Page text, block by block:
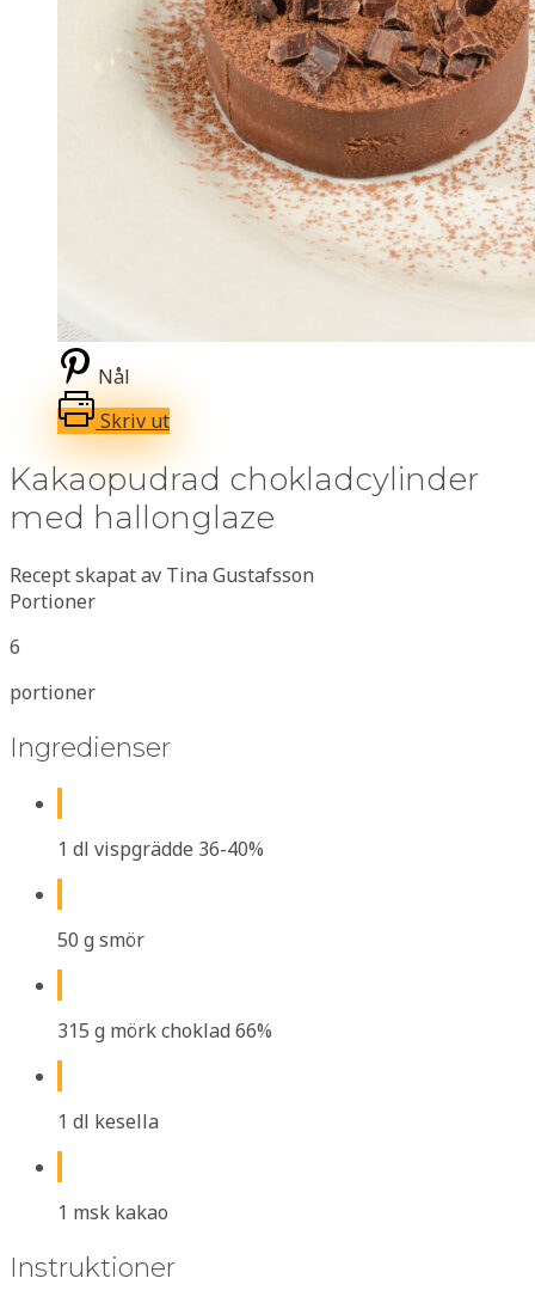
Nål
Skriv ut
Kakaopudrad chokladcylinder
med hallonglaze
Recept skapat av Tina Gustafsson
Portioner
6
portioner
Ingredienser
1 dl vispgrädde 36-40%
50 g smör
315 g mörk choklad 66%
1 dl kesella
1 msk kakao
Instruktioner